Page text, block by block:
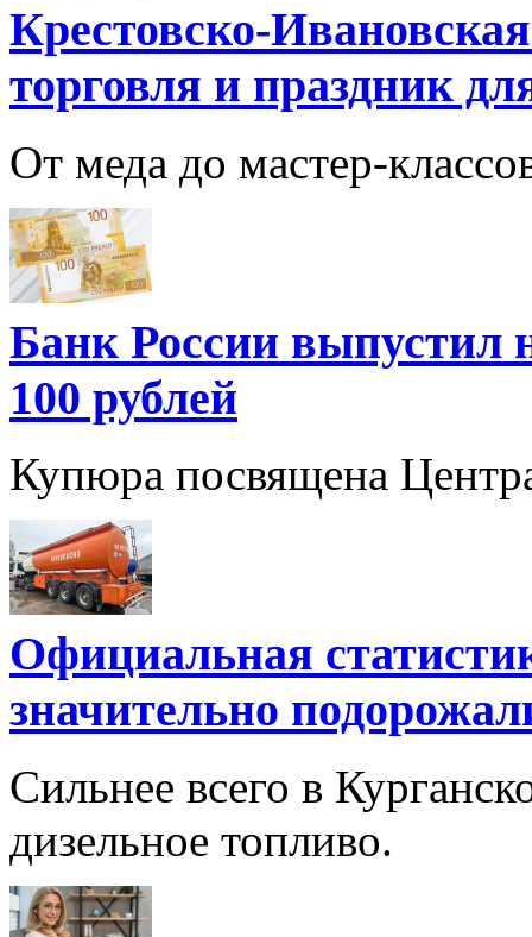
Крестовско-
торговля и праздник
От меда до
Банк России выпустил
100 рублей
Купюра посвящена
Официальная
значительно
Сильнее всего в
дизельное топливо.